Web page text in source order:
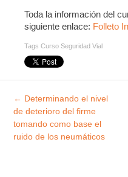
Toda la información del
siguiente enlace: Folleto
Tags Curso Seguridad Vial
Explorar
entradas
← Determinando el nivel
de deterioro del firme
tomando como base el
ruido de los neumáticos